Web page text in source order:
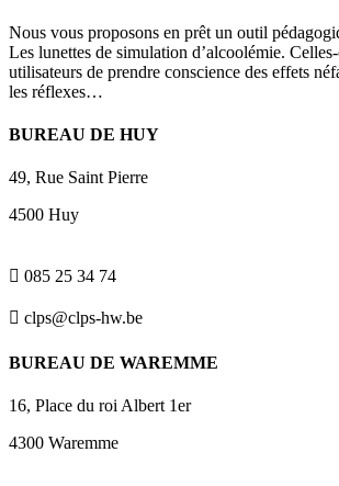
Nous vous proposons en prêt un outil
Les lunettes de simulation d’alcoolémie.
utilisateurs de prendre conscience des effets
les réflexes…
BUREAU DE HUY
49, Rue Saint Pierre
4500 Huy
 085 25 34 74
 clps@clps-hw.be
BUREAU DE WAREMME
16, Place du roi Albert 1er
4300 Waremme